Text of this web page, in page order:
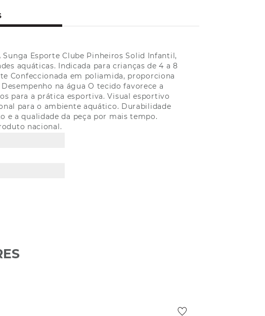
Esporte Clube Pinheiros Solid Infantil,
aquáticas. Indicada para crianças de 4 a 8
Confeccionada em poliamida, proporciona
na água O tecido favorece a
para a prática esportiva. Visual esportivo
para o ambiente aquático. Durabilidade
e a qualidade da peça por mais tempo.
nacional.